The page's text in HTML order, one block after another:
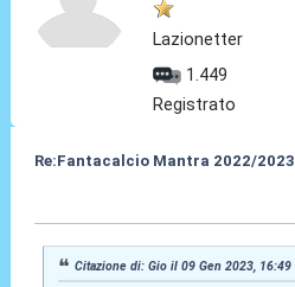
Lazionetter
1.449
Registrato
Re:Fantacalcio Mantra 2022/2023
Citazione di: Gio il 09 Gen 2023, 16:49